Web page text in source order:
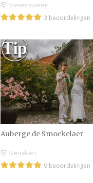
Stevensweert
3 beoordelingen
Auberge de Smockelaer
Slenaken
9 beoordelingen